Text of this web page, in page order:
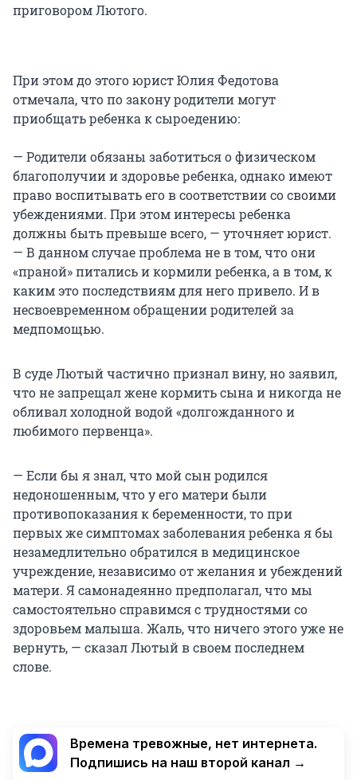
приговором Лютого.
При этом до этого юрист Юлия Федотова
отмечала, что по закону родители могут
приобщать ребенка к сыроедению:
— Родители обязаны заботиться о физическом
благополучии и здоровье ребенка, однако имеют
право воспитывать его в соответствии со своими
убеждениями. При этом интересы ребенка
должны быть превыше всего, — уточняет юрист.
— В данном случае проблема не в том, что они
«праной» питались и кормили ребенка, а в том, к
каким это последствиям для него привело. И в
несвоевременном обращении родителей за
медпомощью.
В суде Лютый частично признал вину, но заявил,
что не запрещал жене кормить сына и никогда не
обливал холодной водой «долгожданного и
любимого первенца».
— Если бы я знал, что мой сын родился
недоношенным, что у его матери были
противопоказания к беременности, то при
первых же симптомах заболевания ребенка я бы
незамедлительно обратился в медицинское
учреждение, независимо от желания и убеждений
матери. Я самонадеянно предполагал, что мы
самостоятельно справимся с трудностями со
здоровьем малыша. Жаль, что ничего этого уже не
вернуть, — сказал Лютый в своем последнем
слове.
Времена тревожные, нет интернета.
Подпишись на наш второй канал →